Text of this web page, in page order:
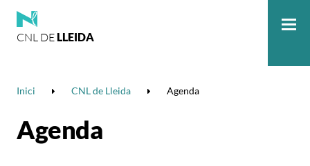
CNL DE LLEIDA
Inici CNL de Lleida Agenda
Agenda